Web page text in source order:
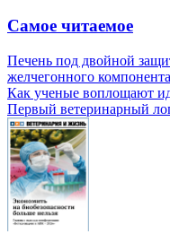
Самое читаемое
Печень под двойной
желчегонного
Как ученые воплощают
Первый ветеринарный